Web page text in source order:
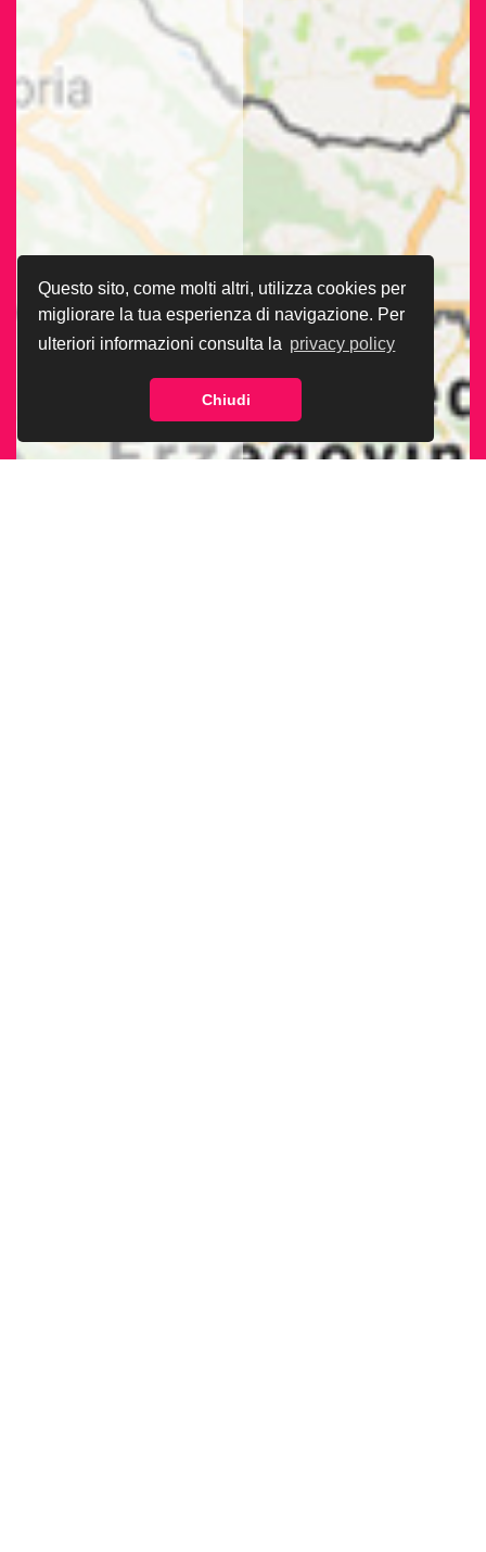
Questo sito, come molti altri, utilizza cookies per
migliorare la tua esperienza di navigazione. Per
ulteriori informazioni consulta la privacy policy
Chiudi